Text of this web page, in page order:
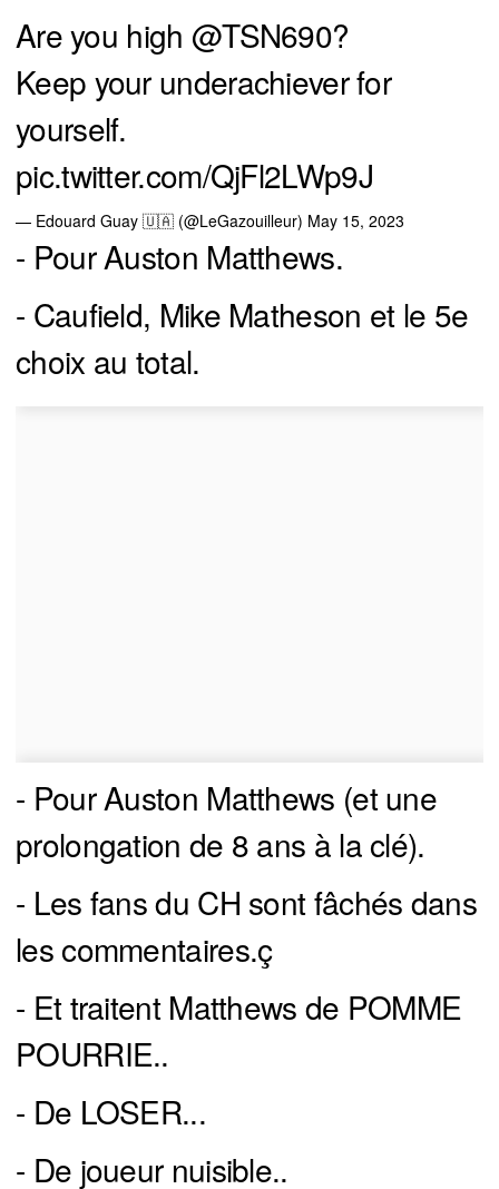
Are you high @TSN690?
Keep your underachiever for
yourself.
pic.twitter.com/QjFl2LWp9J
— Edouard Guay 🇺🇦 (@LeGazouilleur) May 15, 2023
- Pour Auston Matthews.
- Caufield, Mike Matheson et le 5e
choix au total.
- Pour Auston Matthews (et une
prolongation de 8 ans à la clé).
- Les fans du CH sont fâchés dans
les commentaires.ç
- Et traitent Matthews de POMME
POURRIE..
- De LOSER...
- De joueur nuisible..